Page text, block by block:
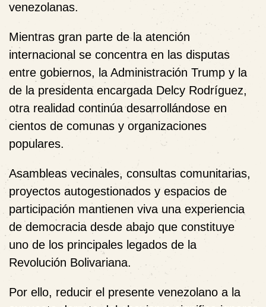
venezolanas.
Mientras gran parte de la atención
internacional se concentra en las disputas
entre gobiernos, la Administración Trump y la
de la presidenta encargada Delcy Rodríguez,
otra realidad continúa desarrollándose en
cientos de comunas y organizaciones
populares.
Asambleas vecinales, consultas comunitarias,
proyectos autogestionados y espacios de
participación mantienen viva una experiencia
de democracia desde abajo que constituye
uno de los principales legados de la
Revolución Bolivariana.
Por ello, reducir el presente venezolano a la